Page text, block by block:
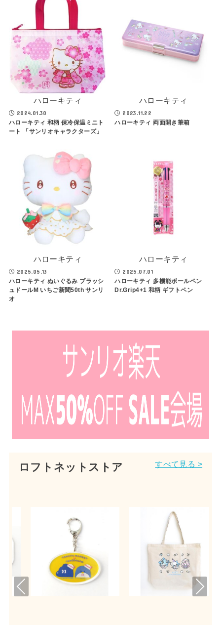
ハローキティ
2024.01.30
ハローキティ 和柄 保冷保温ミニト
ート 「サンリオキャラクターズ」
ハローキティ
2023.11.22
ハローキティ 両面開き筆箱
ハローキティ
2025.05.13
ハローキティ ぬいぐるみ プラッシ
ュドールM いちご新聞50th サンリ
オ
ハローキティ
2025.07.01
ハローキティ 多機能ボールペン
Dr.Grip4+1 和柄 ギフトペン
ロフトネットストア すべて見る >
Pre
Nex